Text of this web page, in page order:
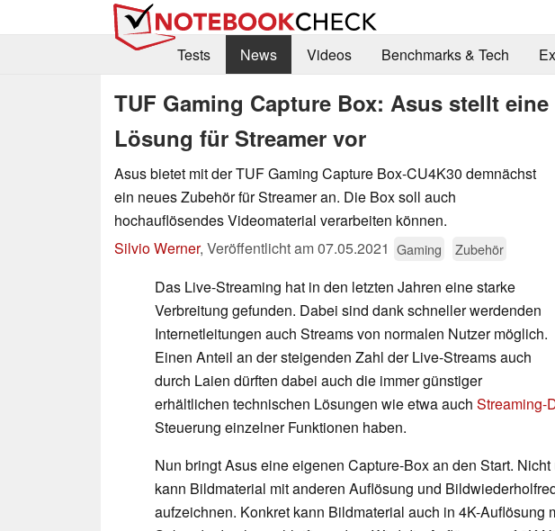
Tests
News Videos Benchmarks & Tech
TUF Gaming Capture Box: Asus stellt
Lösung für Streamer vor
Asus bietet mit der TUF Gaming Capture Box-CU4K30 demnächst
ein neues Zubehör für Streamer an. Die Box soll auch
hochauflösendes Videomaterial verarbeiten können.
Silvio Werner, Veröffentlicht am07.05.2021 Gaming Zubehör
Das Live-Streaming hat in den letzten Jahren eine starke
Verbreitung gefunden. Dabei sind dank schneller werdenden
Internetleitungen auch Streams von normalen Nutzer möglich.
Einen Anteil an der steigenden Zahl der Live-Streams auch
durch Laien dürften dabei auch die immer günstiger
erhältlichen technischen Lösungen wie etwa auch Streaming-
Steuerung einzelner Funktionen haben.
Nun bringt Asus eine eigenen Capture-Box an den Start.
kann Bildmaterial mit anderen Auflösung und
aufzeichnen. Konkret kann Bildmaterial auch in 4K-Auflösung